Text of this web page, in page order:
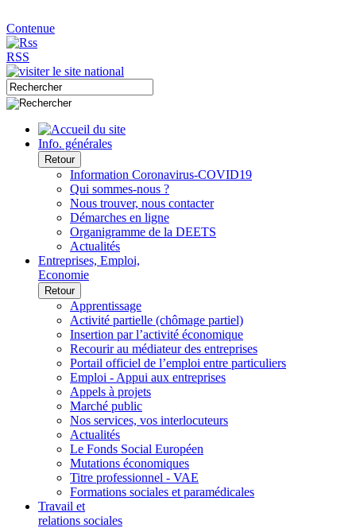
Contenue
RSS
Info. générales
Retour
Information Coronavirus-COVID19
Qui sommes-nous ?
Nous trouver, nous contacter
Démarches en ligne
Organigramme de la DEETS
Actualités
Entreprises, Emploi,
Economie
Retour
Apprentissage
Activité partielle (chômage partiel)
Insertion par l’activité économique
Recourir au médiateur des entreprises
Portail officiel de l’emploi entre particuliers
Emploi - Appui aux entreprises
Appels à projets
Marché public
Nos services, vos interlocuteurs
Actualités
Le Fonds Social Européen
Mutations économiques
Titre professionnel - VAE
Formations sociales et paramédicales
Travail et
relations sociales